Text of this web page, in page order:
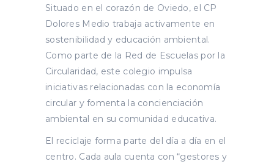
Situado en el corazón de Oviedo, el CP
Dolores Medio trabaja activamente en
sostenibilidad y educación ambiental.
Como parte de la Red de Escuelas por la
Circularidad, este colegio impulsa
iniciativas relacionadas con la economía
circular y fomenta la concienciación
ambiental en su comunidad educativa.
El reciclaje forma parte del día a día en el
centro. Cada aula cuenta con “gestores y